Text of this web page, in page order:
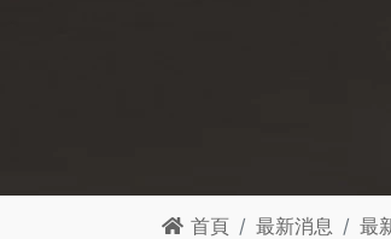
首頁 最新消息 最